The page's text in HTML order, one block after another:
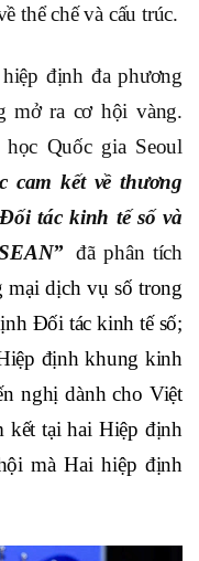
thể chế và cấu trúc.
định đa phương
mở ra cơ hội vàng.
Quốc gia Seoul
cam kết về thương
tác kinh tế số và
đã phân tích
mại dịch vụ số trong
Đối tác kinh tế số;
định khung kinh
nghị dành cho Việt
kết tại hai Hiệp định
mà Hai hiệp định